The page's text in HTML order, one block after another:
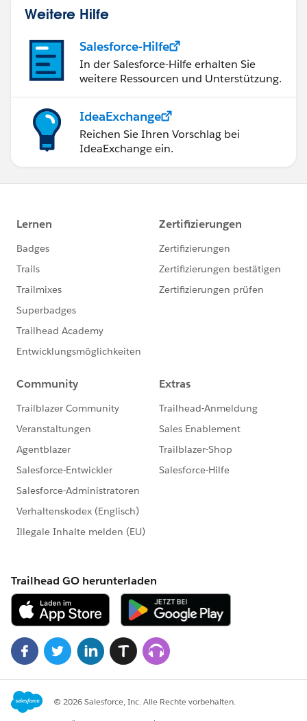
Weitere Hilfe
Salesforce-Hilfe
In der Salesforce-Hilfe erhalten Sie
weitere Ressourcen und Unterstützung.
IdeaExchange
Reichen Sie Ihren Vorschlag bei
IdeaExchange ein.